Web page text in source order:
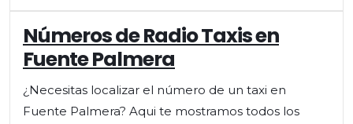
Números de Radio Taxis en
Fuente Palmera
¿Necesitas localizar el número de un taxi en
Fuente Palmera? Aqui te mostramos todos los